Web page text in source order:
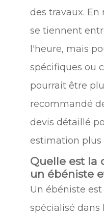
des travaux. En
se tiennent
l'heure, mais
spécifiques ou
pourrait être
recommandé
devis détaillé
estimation plus
Quelle est la
un ébéniste
Un ébéniste
spécialisé